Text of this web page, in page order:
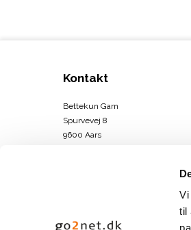
Vi
til
Kontakt
Bettekun Garn
Spurvevej 8
9600 Aars